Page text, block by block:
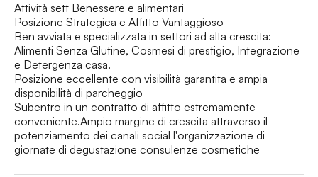
Attività sett Benessere e alimentari
Posizione Strategica e Affitto Vantaggioso
Ben avviata e specializzata in settori ad alta crescita:
Alimenti Senza Glutine, Cosmesi di prestigio, Integrazione
e Detergenza casa.
Posizione eccellente con visibilità garantita e ampia
disponibilità di parcheggio
Subentro in un contratto di affitto estremamente
conveniente.Ampio margine di crescita attraverso il
potenziamento dei canali social l'organizzazione di
giornate di degustazione consulenze cosmetiche